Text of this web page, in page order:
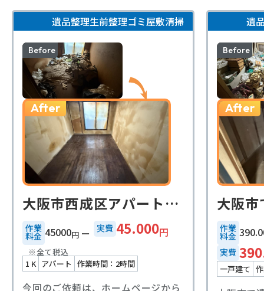
遺品整理生前整理ゴミ屋敷清掃
1 K アパート 作業時間：2時間
作業
料金 45000円
実費 45.000円
※全て税込
Before
After
大阪市西成区アパート1k遺品整理事例
今回のご依頼は、ホームページから
遺
一戸建て
作業
料金
実費
Before
After